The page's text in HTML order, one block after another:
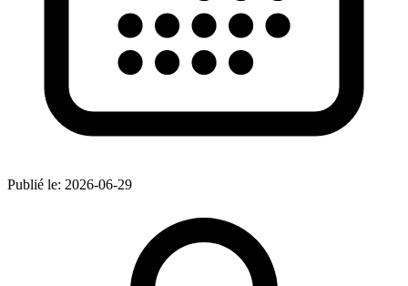
Publié le: 2026-06-29